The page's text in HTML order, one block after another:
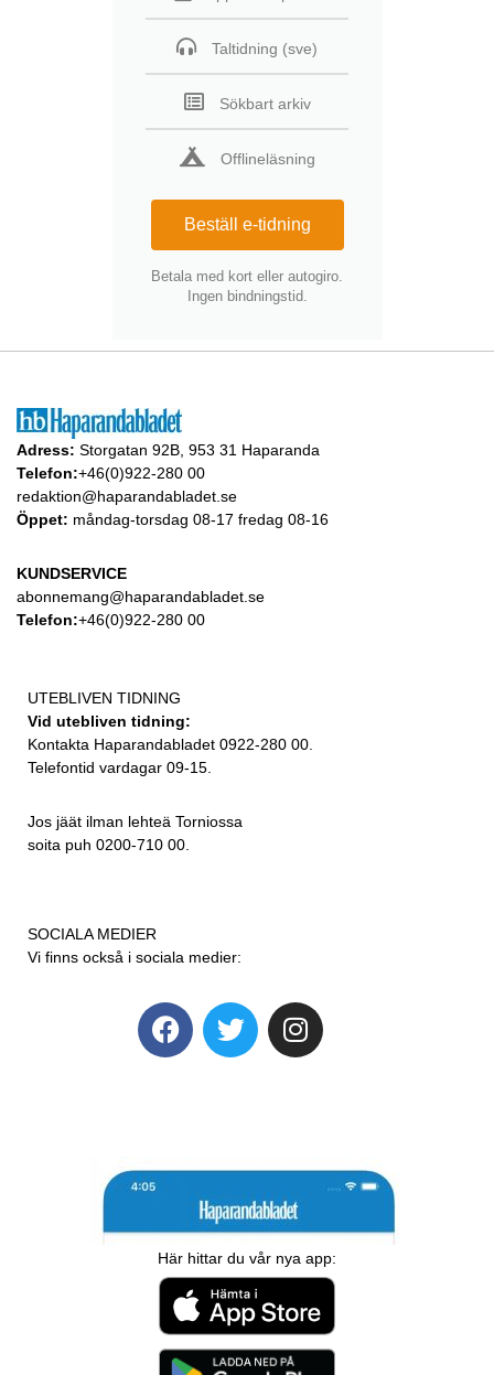
Taltidning (sve)
Sökbart arkiv
Offlineläsning
Beställ e-tidning
Betala med kort eller autogiro.
Ingen bindningstid.
Adress: Storgatan 92B, 953 31 Haparanda
Telefon:+46(0)922-280 00
redaktion@haparandabladet.se
Öppet: måndag-torsdag 08-17 fredag 08-16
KUNDSERVICE
abonnemang@haparandabladet.se
Telefon:+46(0)922-280 00
UTEBLIVEN TIDNING
Vid utebliven tidning:
Kontakta Haparandabladet 0922-280 00.
Telefontid vardagar 09-15.
Jos jäät ilman lehteä Torniossa
soita puh 0200-710 00.
SOCIALA MEDIER
Vi finns också i sociala medier:
Här hittar du vår nya app: